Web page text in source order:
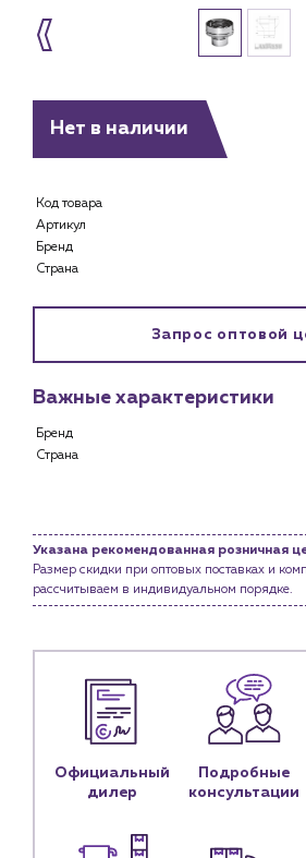
Новости
Блог
Контакты
Контактные данные
Наши партнёры
Чат-бот
+7 (918) 070-19-79
Нет в наличии
Код товара
Артикул
Бренд
Страна
Запрос оптовой
Важные характеристики
Бренд
Страна
Указана рекомендованная розничная
Размер скидки при оптовых поставках и
рассчитываем в индивидуальном порядке.
Официальный
дилер
Подробные
консультации